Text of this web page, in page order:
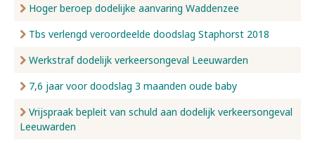
Hoger beroep dodelijke aanvaring Waddenzee
Tbs verlengd veroordeelde doodslag Staphorst 2018
Werkstraf dodelijk verkeersongeval Leeuwarden
7,6 jaar voor doodslag 3 maanden oude baby
Vrijspraak bepleit van schuld aan dodelijk verkeersongeval
Leeuwarden